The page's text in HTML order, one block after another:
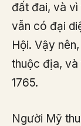
đất đai, và vì
vẫn có đại
Hội. Vậy
thuộc địa, và
1765.
Người Mỹ